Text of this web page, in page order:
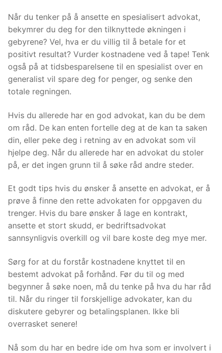
Når du tenker på å ansette en spesialisert advokat,
bekymrer du deg for den tilknyttede økningen i
gebyrene? Vel, hva er du villig til å betale for et
positivt resultat? Vurder kostnadene ved å tape! Tenk
også på at tidsbesparelsene til en spesialist over en
generalist vil spare deg for penger, og senke den
totale regningen.
Hvis du allerede har en god advokat, kan du be dem
om råd. De kan enten fortelle deg at de kan ta saken
din, eller peke deg i retning av en advokat som vil
hjelpe deg. Når du allerede har en advokat du stoler
på, er det ingen grunn til å søke råd andre steder.
Et godt tips hvis du ønsker å ansette en advokat, er å
prøve å finne den rette advokaten for oppgaven du
trenger. Hvis du bare ønsker å lage en kontrakt,
ansette et stort skudd, er bedriftsadvokat
sannsynligvis overkill og vil bare koste deg mye mer.
Sørg for at du forstår kostnadene knyttet til en
bestemt advokat på forhånd. Før du til og med
begynner å søke noen, må du tenke på hva du har råd
til. Når du ringer til forskjellige advokater, kan du
diskutere gebyrer og betalingsplanen. Ikke bli
overrasket senere!
Nå som du har en bedre ide om hva som er involvert i